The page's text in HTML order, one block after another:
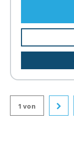
1 von